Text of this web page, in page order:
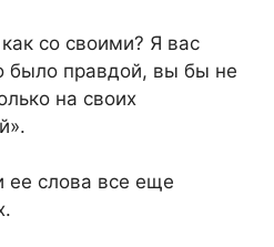
со своими? Я вас
было правдой, вы бы не
на своих
ее слова все еще